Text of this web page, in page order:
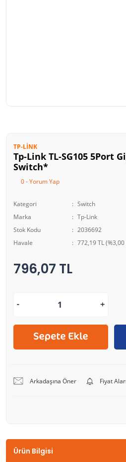
TP-LINK
Tp-Link TL-SG105 5Port
Switch*
0 - Yorum Yap
Kategori
Switch
Marka
Tp-Link
Stok Kodu
2036692
Havale
772,19 TL
796,07 TL
Arkadaşına Öner Fiyat
Ürün Bilgisi